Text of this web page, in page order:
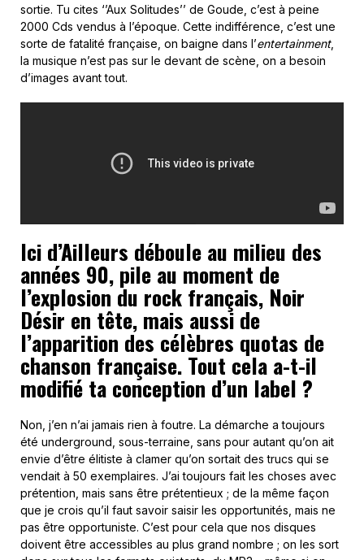
sortie. Tu cites ‘’Aux Solitudes’’ de Goude, c’est à peine
2000 Cds vendus à l’époque. Cette indifférence, c’est une
sorte de fatalité française, on baigne dans l’entertainment,
la musique n’est pas sur le devant de scène, on a besoin
d’images avant tout.
Ici d’Ailleurs déboule au milieu des
années 90, pile au moment de
l’explosion du rock français, Noir
Désir en tête, mais aussi de
l’apparition des célèbres quotas de
chanson française. Tout cela a-t-il
modifié ta conception d’un label ?
Non, j’en n’ai jamais rien à foutre. La démarche a toujours
été underground, sous-terraine, sans pour autant qu’on ait
envie d’être élitiste à clamer qu’on sortait des trucs qui se
vendait à 50 exemplaires. J’ai toujours fait les choses avec
prétention, mais sans être prétentieux ; de la même façon
que je crois qu’il faut savoir saisir les opportunités, mais ne
pas être opportuniste. C’est pour cela que nos disques
doivent être accessibles au plus grand nombre ; on les sort